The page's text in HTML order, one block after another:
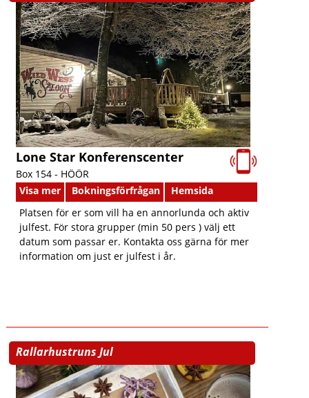
Lone Star Konferenscenter
Box 154 - HÖÖR
Visa mer
Bokningsförfrågan
Hemsida
Platsen för er som vill ha en annorlunda och aktiv
julfest. För stora grupper (min 50 pers ) välj ett
datum som passar er. Kontakta oss gärna för mer
information om just er julfest i år.
Rallarhustruns Jul